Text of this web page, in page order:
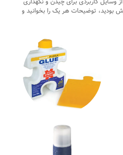
بودید، توضیحات هر یک را بخوانید و